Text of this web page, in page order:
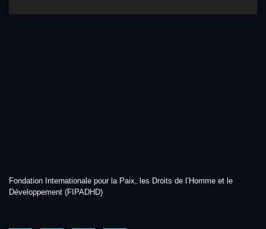
Fondation Internationale pour la Paix, les Droits de l’Homme et le
Développement (FIPADHD)